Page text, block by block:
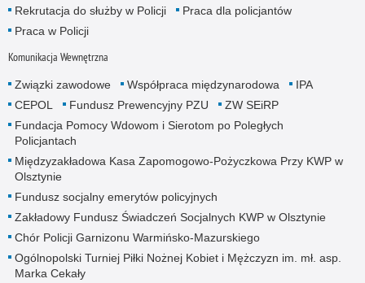
Rekrutacja do służby w Policji
Praca dla policjantów
Praca w Policji
Komunikacja Wewnętrzna
Związki zawodowe Współpraca międzynarodowa
IPA
CEPOL
Fundusz Prewencyjny PZU
ZW SEiRP
Fundacja Pomocy Wdowom i Sierotom po Poległych
Policjantach
Międzyzakładowa Kasa Zapomogowo-Pożyczkowa Przy KWP w
Olsztynie
Fundusz socjalny emerytów policyjnych
Zakładowy Fundusz Świadczeń Socjalnych KWP w Olsztynie
Chór Policji Garnizonu Warmińsko-Mazurskiego
Ogólnopolski Turniej Piłki Nożnej Kobiet i Mężczyzn im. mł. asp.
Marka Cekały